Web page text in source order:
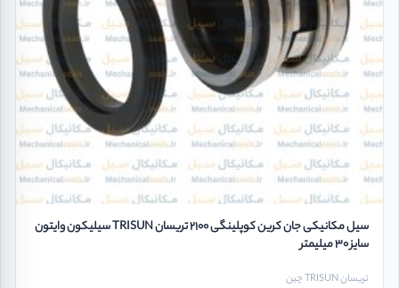
سیل مکانیکی جان کرین کوپلینگی 2100 تریسان TRISUN سیلیکون وایتون
سایز 30 میلیمتر
تریسان TRISUN چین